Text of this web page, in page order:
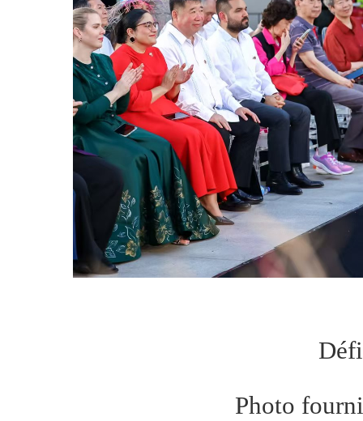
Photo